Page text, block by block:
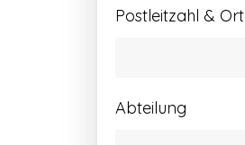
Postleitzahl & Ort
Abteilung